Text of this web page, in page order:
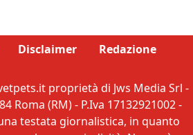
Disclaimer Redazione
proprietà di Jws Media Srl -
Roma (RM) - P.Iva 17132921002 -
testata giornalistica, in quanto